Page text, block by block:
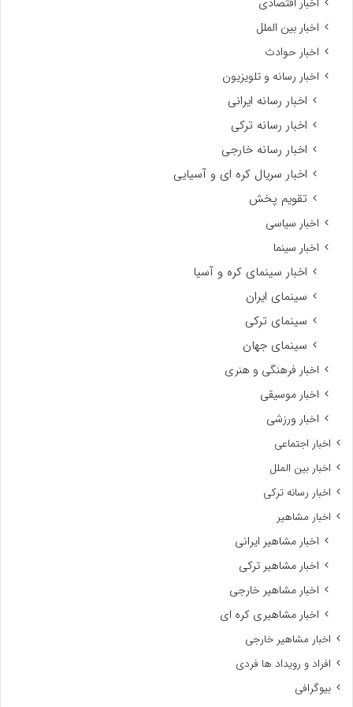
اخبار بین الملل
اخبار حوادث
اخبار رسانه و تلویزیون
اخبار رسانه ایرانی
اخبار رسانه ترکی
اخبار رسانه خارجی
اخبار سریال کره ای و آسیایی
تقویم پخش
اخبار سیاسی
اخبار سینما
اخبار سینمای کره و آسیا
سینمای ایران
سینمای ترکی
سینمای جهان
اخبار فرهنگی و هنری
اخبار موسیقی
اخبار ورزشی
اخبار اجتماعی
اخبار بین الملل
اخبار رسانه ترکی
اخبار مشاهیر
اخبار مشاهیر ایرانی
اخبار مشاهیر ترکی
اخبار مشاهیر خارجی
اخبار مشاهیری کره ای
اخبار مشاهیر خارجی
افراد و رویداد ها فردی
بیوگرافی